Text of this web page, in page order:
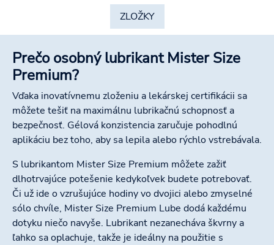
ZLOŽKY
Prečo osobný lubrikant Mister Size
Premium?
Vďaka inovatívnemu zloženiu a lekárskej certifikácii sa
môžete tešiť na maximálnu lubrikačnú schopnosť a
bezpečnosť. Gélová konzistencia zaručuje pohodlnú
aplikáciu bez toho, aby sa lepila alebo rýchlo vstrebávala.
S lubrikantom Mister Size Premium môžete zažiť
dlhotrvajúce potešenie kedykoľvek budete potrebovať.
Či už ide o vzrušujúce hodiny vo dvojici alebo zmyselné
sólo chvíle, Mister Size Premium Lube dodá každému
dotyku niečo navyše. Lubrikant nezanecháva škvrny a
ľahko sa oplachuje, takže je ideálny na použitie s